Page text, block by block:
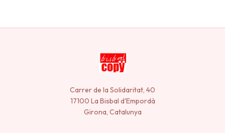
Carrer de la Solidaritat, 40
17100 La Bisbal d'Empordà
Girona, Catalunya